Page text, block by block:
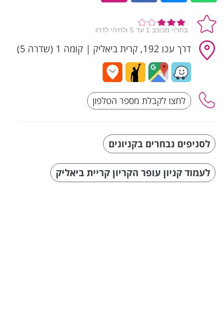
דרך עכו 192, קרית ביאליק | קומה 1 (שדרה 5)
לסניפים נבחרים בקניונים
לעמוד קניון עופר הקריון קריית ביאליק